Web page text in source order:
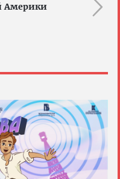
Америки